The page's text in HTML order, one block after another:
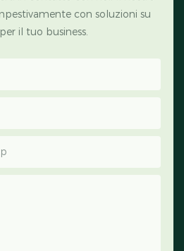
con soluzioni su
il tuo business.